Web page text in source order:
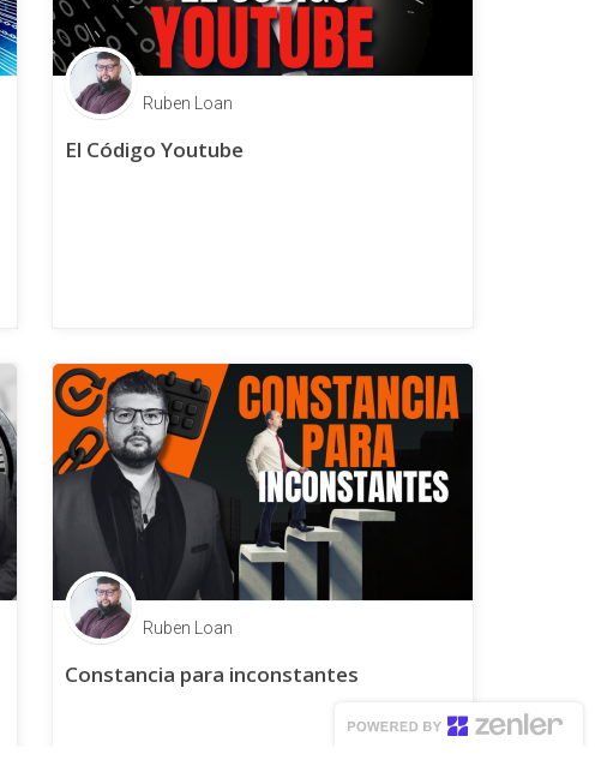
Ruben Loan
El Código Youtube
Ruben Loan
Constancia para inconstantes